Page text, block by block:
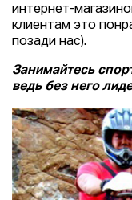
интернет-
клиентам это
позади нас).
Занимайтесь
ведь без него